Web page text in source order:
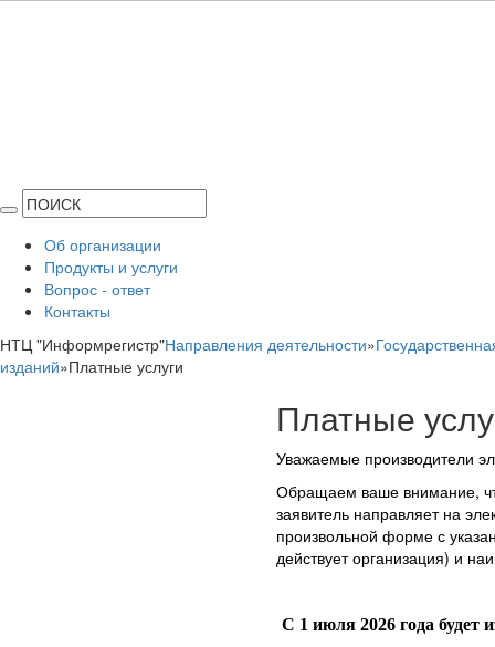
Об организации
Продукты и услуги
Вопрос - ответ
Контакты
НТЦ "Информрегистр"Направления деятельности»
изданий»Платные услуги
Платные
Уважаемые производители
Обращаем ваше внимание,
заявитель направляет на
произвольной форме с
действует организация) и
С 1 июля 2026 года